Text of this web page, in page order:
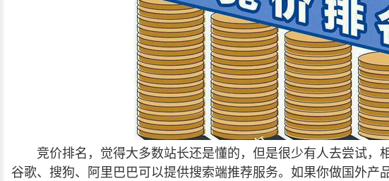
竞价排名，觉得大多数站长还是懂的，但是很少有人去尝试，
谷歌、搜狗、阿里巴巴可以提供搜索端推荐服务。如果你做国外产